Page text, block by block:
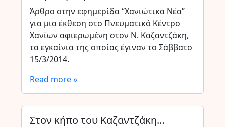
Άρθρο στην εφημερίδα “Χανιώτικα Νέα”
για μια έκθεση στο Πνευματικό Κέντρο
Χανίων αφιερωμένη στον Ν. Καζαντζάκη,
τα εγκαίνια της οποίας έγιναν το Σάββατο
15/3/2014.
Read more »
Στον κήπο του Καζαντζάκη…